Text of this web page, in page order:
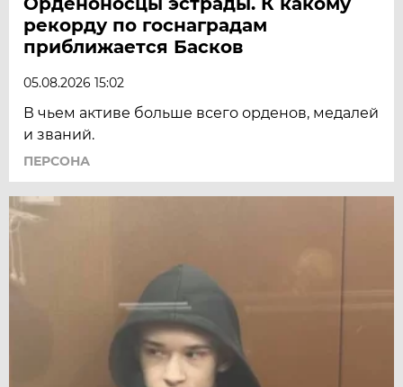
рекорду по госнаградам
приближается Басков
05.08.2026 15:02
В чьем активе больше всего орденов, медалей
и званий.
ПЕРСОНА